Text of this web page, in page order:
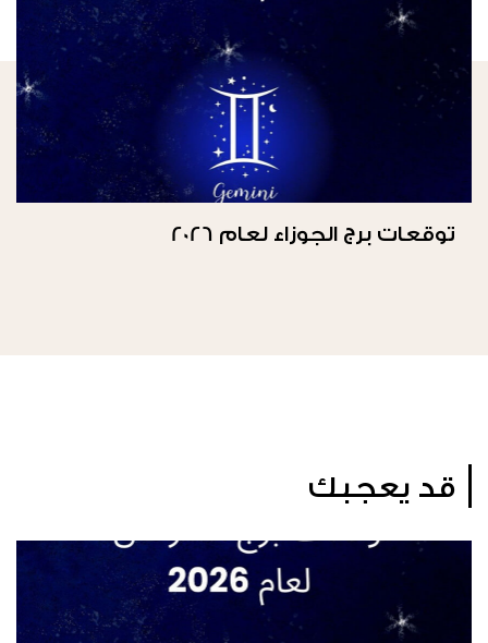
توقعات برج الجوزاء لعام 2026
قد يعجبك